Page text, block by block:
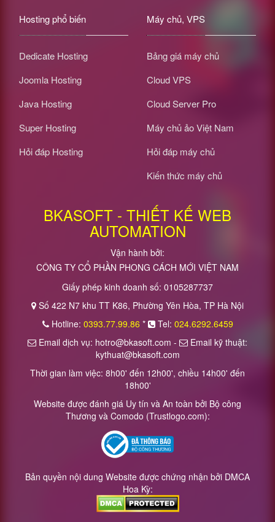
Hosting phổ biến
Dedicate Hosting
Joomla Hosting
Java Hosting
Super Hosting
Hỏi đáp Hosting
Máy chủ, VPS
Bảng giá máy chủ
Cloud VPS
Cloud Server Pro
Máy chủ ảo Việt Nam
Hỏi đáp máy chủ
Kiến thức máy chủ
BKASOFT - THIẾT KẾ WEB
AUTOMATION
Vận hành bởi:
CÔNG TY CỔ PHẦN PHONG CÁCH MỚI VIỆT NAM
Giấy phép kinh doanh số: 0105287737
Số 422 N7 khu TT K86, Phường Yên Hòa, TP Hà Nội
Hotline: 0393.77.99.86 * Tel: 024.6292.6459
Email dịch vụ: hotro@bkasoft.com -
Email kỹ thuật:
kythuat@bkasoft.com
Thời gian làm việc: 8h00' đến 12h00', chiều 14h00' đến
18h00'
Website được đánh giá Uy tín và An toàn bởi Bộ công
Thương và Comodo (Trustlogo.com):
Bản quyền nội dung Website được chứng nhận bởi DMCA
Hoa Kỳ: